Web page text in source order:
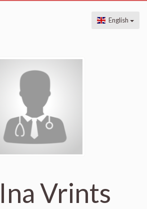
English
Vrints